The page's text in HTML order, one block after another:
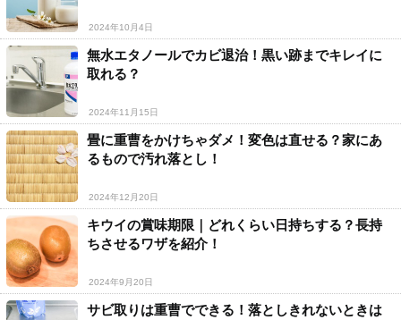
2024年10月4日
無水エタノールでカビ退治！黒い跡までキレイに
取れる？
2024年11月15日
畳に重曹をかけちゃダメ！変色は直せる？家にあ
るもので汚れ落とし！
2024年12月20日
キウイの賞味期限｜どれくらい日持ちする？長持
ちさせるワザを紹介！
2024年9月20日
サビ取りは重曹でできる！落としきれないときは